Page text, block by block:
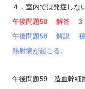
４．室内では発症しな
午後問題58 解答 ３
午後問題58 解説 視
熱射病が起こる。
午後問題59 造血幹細